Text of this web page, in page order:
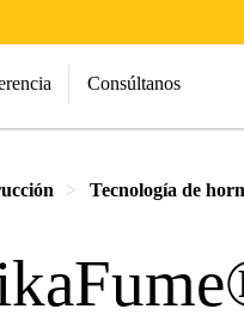
Consúltanos
Tecnología de